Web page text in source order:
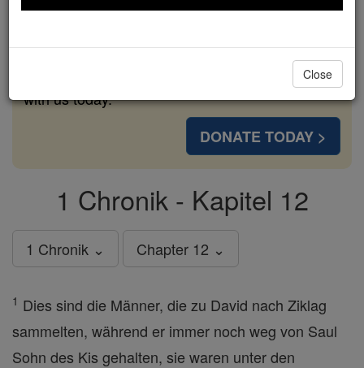
If everyone who reads this gave just $5 — the
families and keep this life-changing formation
free for all. Be Courageous. Be Catholic. Stand
with us today.
DONATE TODAY >
1 Chronik - Kapitel 12
1 Chronik ⌄ Chapter 12 ⌄
1 Dies sind die Männer, die zu David nach Ziklag
sammelten, während er immer noch weg von Saul
Sohn des Kis gehalten, sie waren unter den
Close